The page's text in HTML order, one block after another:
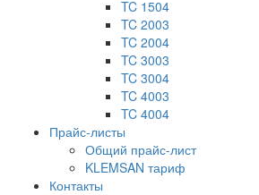
TC 1504
TC 2003
TC 2004
TC 3003
TC 3004
TC 4003
TC 4004
Прайс-листы
Общий прайс-лист
KLEMSAN тариф
Контакты